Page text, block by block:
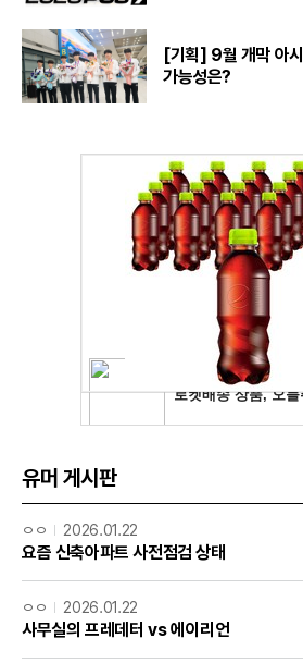
[기획] 9월 개막 아
가능성은?
유머 게시판
ㅇㅇ 2026.01.22
요즘 신축아파트 사전점검 상태
ㅇㅇ 2026.01.22
사무실의 프레데터 vs 에이리언